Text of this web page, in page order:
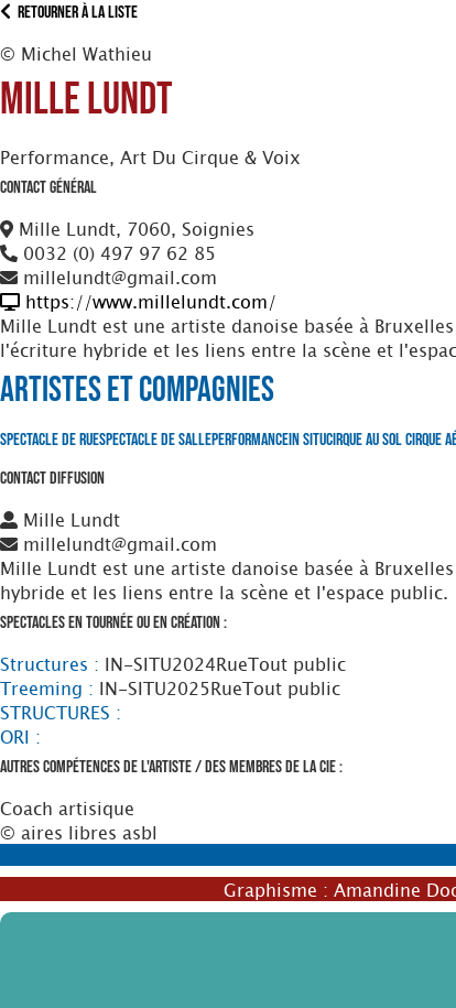
Retourner à la liste
© Michel Wathieu
Mille Lundt
Performance, Art Du Cirque & Voix
Contact Général
Mille Lundt, 7060, Soignies
0032 (0) 497 97 62 85
millelundt@gmail.com
https://www.millelundt.com/
Mille Lundt est une artiste danoise basée à
l'écriture hybride et les liens entre la scène et
Artistes et Compagnies
Spectacle de RueSpectacle de SallePerformanceIn situCirque au SolCirque
Contact Diffusion
Mille Lundt
millelundt@gmail.com
Mille Lundt est une artiste danoise basée à
hybride et les liens entre la scène et l'espace public.
Spectacles en tournée ou en création :
Structures : IN-SITU2024RueTout public
Treeming : IN-SITU2025RueTout public
STRUCTURES :
ORI :
Autres compétences de l'artiste / des membres de la Cie :
Coach artisique
© aires libres asbl
Graphisme : Amandine